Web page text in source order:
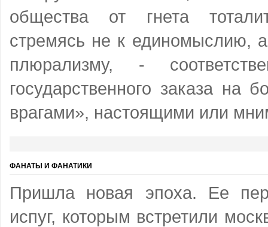
общества от гнета
стремясь не к единомыслию,
плюрализму, -
государственного заказа на
врагами», настоящими или
ФАНАТЫ И ФАНАТИКИ
Пришла новая эпоха. Ее
испуг, которым встретили